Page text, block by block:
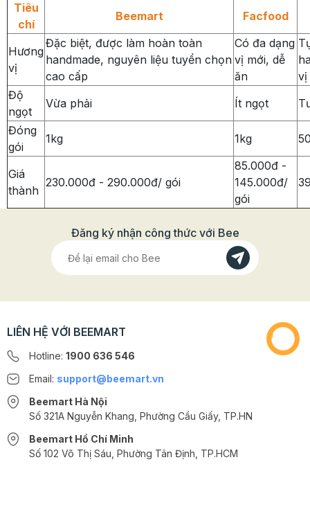
Tiêu
chí
Beemart Facfood
Hương
vị
Đặc biệt, được làm hoàn toàn
handmade, nguyên liệu tuyển chọn
cao cấp
Có đa dạng
vị mới, dễ
ăn
vị
Độ
ngọt
Vừa phải Ít ngọt
Đóng
gói
1kg 1kg
Giá
thành
230.000đ - 290.000đ/ gói
85.000đ -
145.000đ/
gói
Đăng ký nhận công thức với Bee
LIÊN HỆ VỚI BEEMART
Hotline: 1900 636 546
Email: support@beemart.vn
Beemart Hà Nội
Số 321A Nguyễn Khang, Phường Cầu Giấy, TP.HN
Beemart Hồ Chí Minh
Số 102 Võ Thị Sáu, Phường Tân Định, TP.HCM